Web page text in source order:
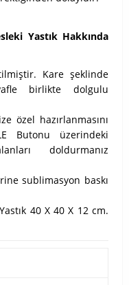
Yastık Hakkında
Kare şeklinde
birlikte dolgulu
özel hazırlanmasını
Butonu üzerindeki
doldurmanız
sublimasyon baskı
40 X 40 X 12 cm.